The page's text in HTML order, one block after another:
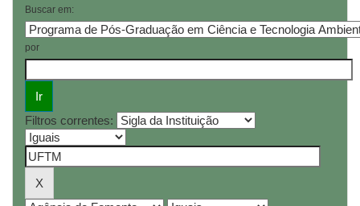
Buscar em:
por
Filtros correntes: